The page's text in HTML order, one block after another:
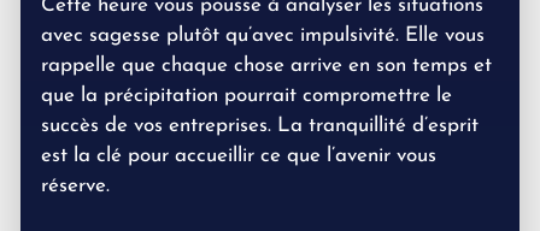
Cette heure vous pousse à analyser les situations
avec sagesse plutôt qu’avec impulsivité. Elle vous
rappelle que chaque chose arrive en son temps et
que la précipitation pourrait compromettre le
succès de vos entreprises. La tranquillité d’esprit
est la clé pour accueillir ce que l’avenir vous
réserve.